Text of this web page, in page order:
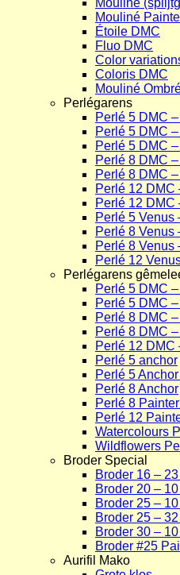
Mouliné
Mouliné
Étoile DMC
Fluo DMC
Color
Coloris DMC
Mouliné
Perlégarens
Perlé 5 DMC
Perlé 5 DMC
Perlé 5 DMC
Perlé 8 DMC
Perlé 8 DMC
Perlé 12 DMC
Perlé 12 DMC
Perlé 5 Venus
Perlé 8 Venus
Perlé 8 Venus
Perlé 12
Perlégarens
Perlé 5 DMC
Perlé 5 DMC
Perlé 8 DMC
Perlé 8 DMC
Perlé 12 DMC
Perlé 5 anchor
Perlé 5
Perlé 8 Anchor
Perlé 8
Perlé 12
Watercolours
Wildflowers
Broder Special
Broder 16 –
Broder 20 –
Broder 25 –
Broder 25 –
Broder 30 –
Broder #25
Aurifil Mako